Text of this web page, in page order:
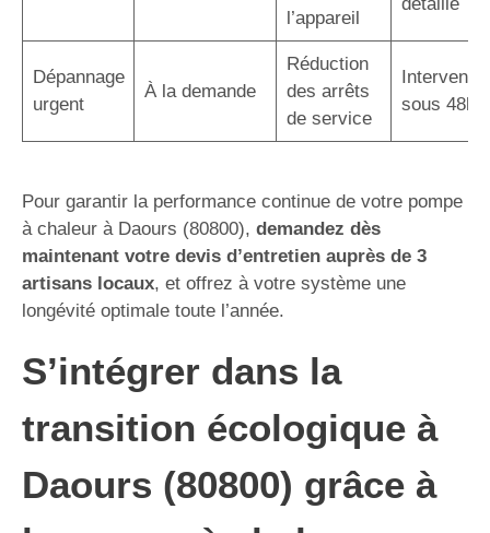
l’appareil
Dépannage
urgent
À la demande
Réduction
des arrêts
de service
sous 48h
Pour garantir la performance continue de votre pompe
à chaleur à Daours (80800), demandez dès
maintenant votre devis d’entretien auprès de 3
artisans locaux, et offrez à votre système une
longévité optimale toute l’année.
S’intégrer dans la
transition écologique à
Daours (80800) grâce à